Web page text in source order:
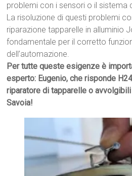
problemi con i sensori o il sistema
La risoluzione di questi problemi
riparazione tapparelle in alluminio
fondamentale per il corretto
dell’automazione.
Per tutte queste esigenze è
esperto: Eugenio, che risponde
riparatore di tapparelle o
Savoia!